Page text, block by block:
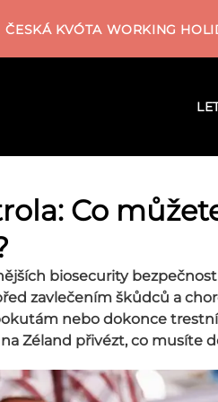
ČESKÁ KVÓTA WORKING
Co
biosecurity
zavlečením škůdců a
nebo dokonce
Zéland přivézt, co musíte